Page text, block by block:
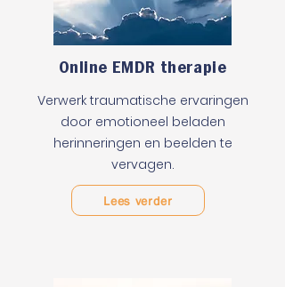
Online EMDR therapie
Verwerk traumatische ervaringen
door emotioneel beladen
herinneringen en beelden te
vervagen.
Lees verder